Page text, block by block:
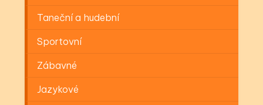
Taneční a hudební
Sportovní
Zábavné
Jazykové